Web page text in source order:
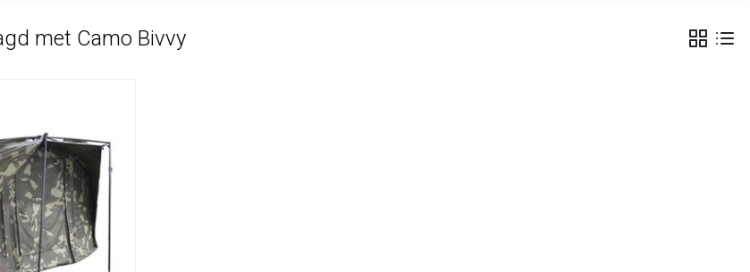
met Camo Bivvy